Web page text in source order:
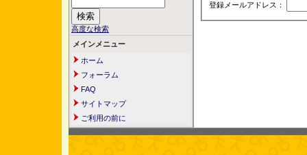
高度な検索
メインメニュー
ホーム
フォーラム
FAQ
サイトマップ
ご利用の前に
登録メールアドレス：